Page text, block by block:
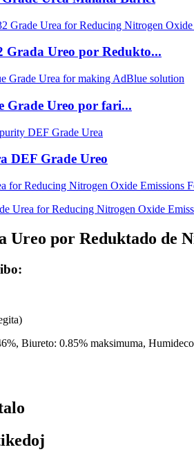
Grada Ureo por Redukto...
Grade Ureo por fari...
DEF Grade Ureo
Ureo por Reduktado de
Biureto: 0.85% maksimuma,